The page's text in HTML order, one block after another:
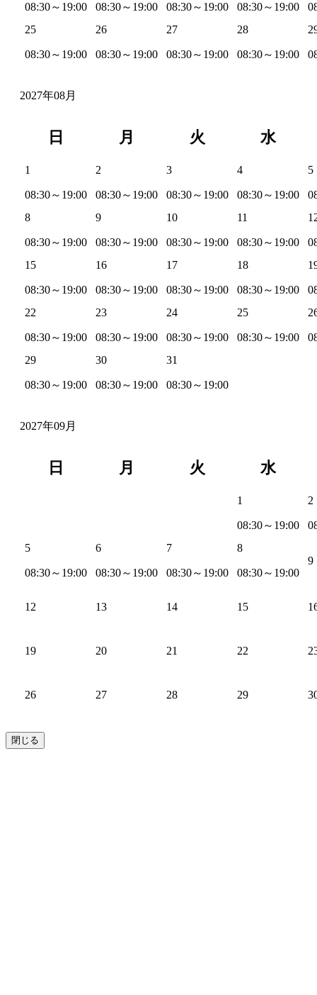
08:30～19:00 08:30～19:00 08:30～19:00 08:30～19:00
25
08:30～19:00
26
08:30～19:00
27
08:30～19:00
28
08:30～19:00
2027年08月
日 月 火 水
1
08:30～19:00
2
08:30～19:00
3
08:30～19:00
4
08:30～19:00
5
8
08:30～19:00
9
08:30～19:00
10
08:30～19:00
11
08:30～19:00
15
08:30～19:00
16
08:30～19:00
17
08:30～19:00
18
08:30～19:00
22
08:30～19:00
23
08:30～19:00
24
08:30～19:00
25
08:30～19:00
29
08:30～19:00
30
08:30～19:00
31
08:30～19:00
2027年09月
日 月 火 水
1
08:30～19:00
2
5
08:30～19:00
6
08:30～19:00
7
08:30～19:00
8
08:30～19:00
9
12 13 14 15
19 20 21 22
26 27 28 29
閉じる